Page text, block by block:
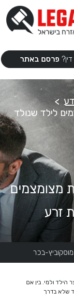
פרסם באתר
לילד שנולד
מצומצמים
זרע
הילד ולמי. בין אם
שלא בדרך